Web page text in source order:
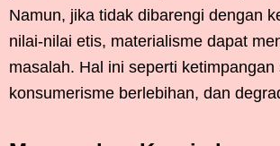
Namun, jika tidak dibarengi dengan
nilai-nilai etis, materialisme dapat
masalah. Hal ini seperti ketimpangan
konsumerisme berlebihan, dan